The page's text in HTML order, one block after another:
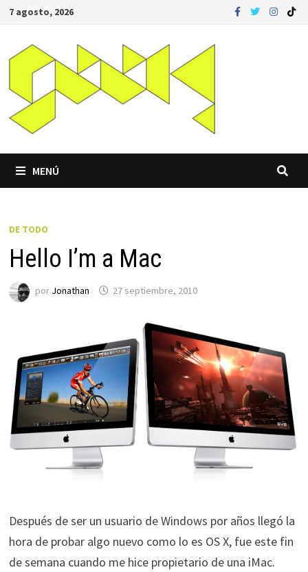
Saltar
contenido
7 agosto, 2026
MENÚ
DE TODO
Hello I’m a Mac
por Jonathan 27 septiembre, 2010
Después de ser un usuario de Windows por años llegó la
hora de probar algo nuevo como lo es OS X, fue este fin
de semana cuando me hice propietario de una iMac.